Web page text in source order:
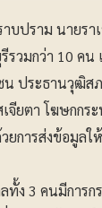
ปราม นายรา
มกว่า 10 คน
ประธานวุฒิส
ยตา โฆษกกร
การส่งข้อมูลใ
ทั้ง 3 คนมีการ